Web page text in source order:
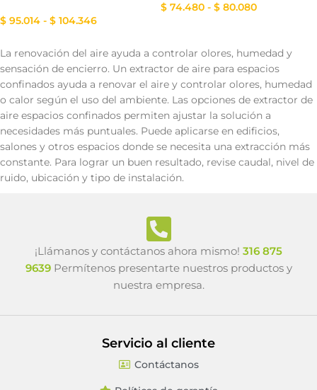
$ 95.014 - $ 104.346
$ 74.480 - $ 80.080
La renovación del aire ayuda a controlar olores, humedad y
sensación de encierro. Un extractor de aire para espacios
confinados ayuda a renovar el aire y controlar olores, humedad
o calor según el uso del ambiente. Las opciones de extractor de
aire espacios confinados permiten ajustar la solución a
necesidades más puntuales. Puede aplicarse en edificios,
salones y otros espacios donde se necesita una extracción más
constante. Para lograr un buen resultado, revise caudal, nivel de
ruido, ubicación y tipo de instalación.
¡Llámanos y contáctanos ahora mismo! 316 875
9639Permítenos presentarte nuestros productos y
nuestra empresa.
Servicio al cliente
Contáctanos